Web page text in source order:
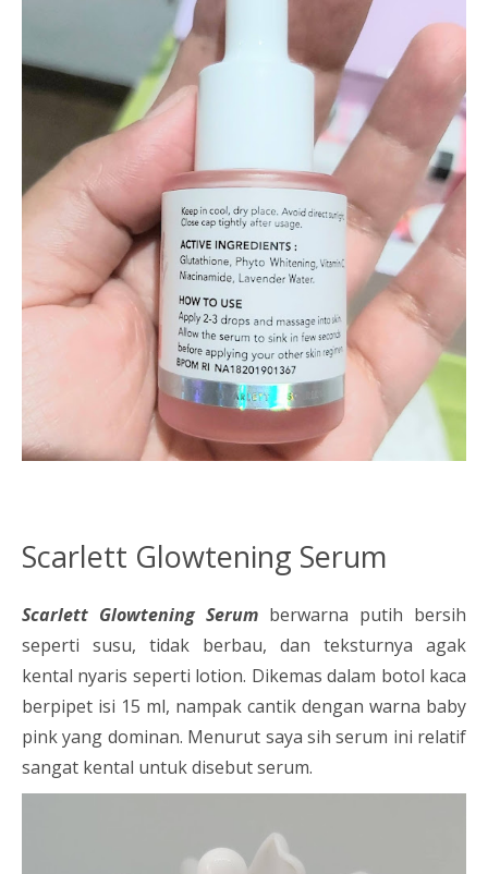
Scarlett Glowtening Serum
Scarlett Glowtening Serum berwarna putih bersih
seperti susu, tidak berbau, dan teksturnya agak
kental nyaris seperti lotion. Dikemas dalam botol kaca
berpipet isi 15 ml, nampak cantik dengan warna baby
pink yang dominan. Menurut saya sih serum ini relatif
sangat kental untuk disebut serum.